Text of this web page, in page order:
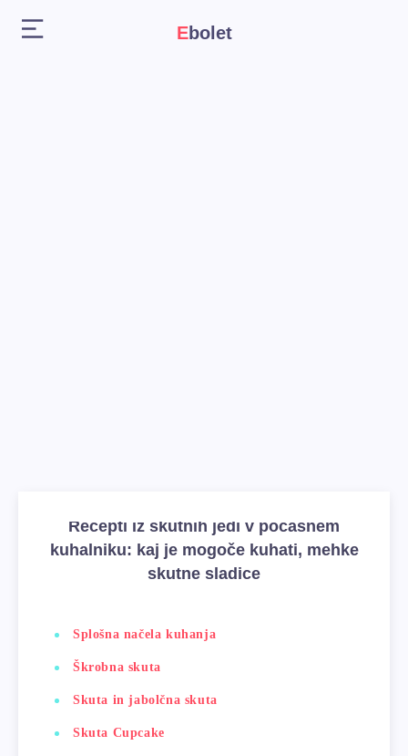
Ebolet
Recepti iz skutnih jedi v počasnem
kuhalniku: kaj je mogoče kuhati, mehke
skutne sladice
Splošna načela kuhanja
Škrobna skuta
Skuta in jabolčna skuta
Skuta Cupcake